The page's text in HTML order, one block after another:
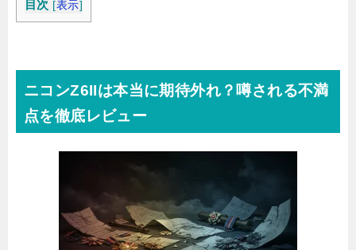
目次 [表示]
ニコンZ6IIは本当に期待外れ？噂される不満
点を徹底レビュー